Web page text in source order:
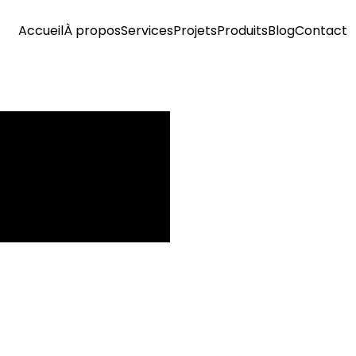
AccueilÀ proposServicesProjetsProduitsBlogContact